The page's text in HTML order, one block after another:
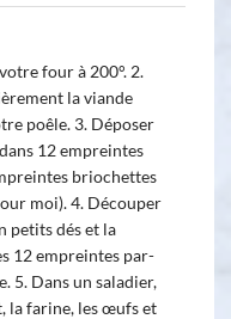
four à 200°. 2.
la viande
poêle. 3. Déposer
12 empreintes
briochettes
moi). 4. Découper
petits dés et la
12 empreintes par-
5. Dans un saladier,
la farine, les œufs et